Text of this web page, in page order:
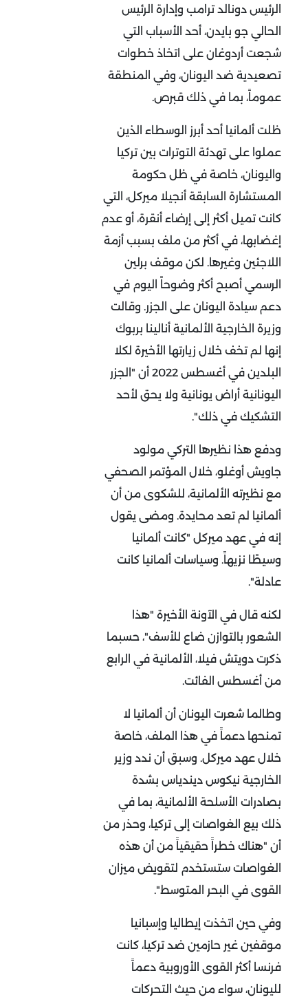
الرئيس دونالد ترامب وإدارة الرئيس
الحالي جو بايدن، أحد الأسباب التي
شجعت أردوغان على اتخاذ خطوات
تصعيدية ضد اليونان، وفي المنطقة
عموماً، بما في ذلك قبرص.
ظلت ألمانيا أحد أبرز الوسطاء الذين
عملوا على تهدئة التوترات بين تركيا
واليونان، خاصة في ظل حكومة
المستشارة السابقة أنجيلا ميركل، التي
كانت تميل أكثر إلى إرضاء أنقرة، أو عدم
إغضابها، في أكثر من ملف بسبب أزمة
اللاجئين وغيرها. لكن موقف برلين
الرسمي أصبح أكثر وضوحاً اليوم في
دعم سيادة اليونان على الجزر. وقالت
وزيرة الخارجية الألمانية أنالينا بربوك
إنها لم تخف خلال زيارتها الأخيرة لكلا
البلدين في أغسطس 2022 أن "الجزر
اليونانية أراض يونانية ولا يحق لأحد
التشكيك في ذلك".
ودفع هذا نظيرها التركي مولود
جاويش أوغلو، خلال المؤتمر الصحفي
مع نظيرته الألمانية، للشكوى من أن
ألمانيا لم تعد محايدة. ومضى يقول
إنه في عهد ميركل "كانت ألمانيا
وسيطًا نزيهاً. وسياسات ألمانيا كانت
عادلة".
لكنه قال في الآونة الأخيرة "هذا
الشعور بالتوازن ضاع للأسف"، حسبما
ذكرت دويتش فيلا، الألمانية في الرابع
من أغسطس الفائت.
وطالما شعرت اليونان أن ألمانيا لا
تمنحها دعماً في هذا الملف، خاصة
خلال عهد ميركل. وسبق أن ندد وزير
الخارجية نيكوس ديندياس بشدة
بصادرات الأسلحة الألمانية، بما في
ذلك بيع الغواصات إلى تركيا، وحذر من
أن "هناك خطراً حقيقياً من أن هذه
الغواصات ستستخدم لتقويض ميزان
القوى في البحر المتوسط".
وفي حين اتخذت إيطاليا وإسبانيا
موقفين غير حازمين ضد تركيا، كانت
فرنسا أكثر القوى الأوروبية دعماً
لليونان، سواء من حيث التحركات